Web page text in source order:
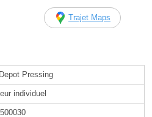
Trajet Maps
Pressing
individuel